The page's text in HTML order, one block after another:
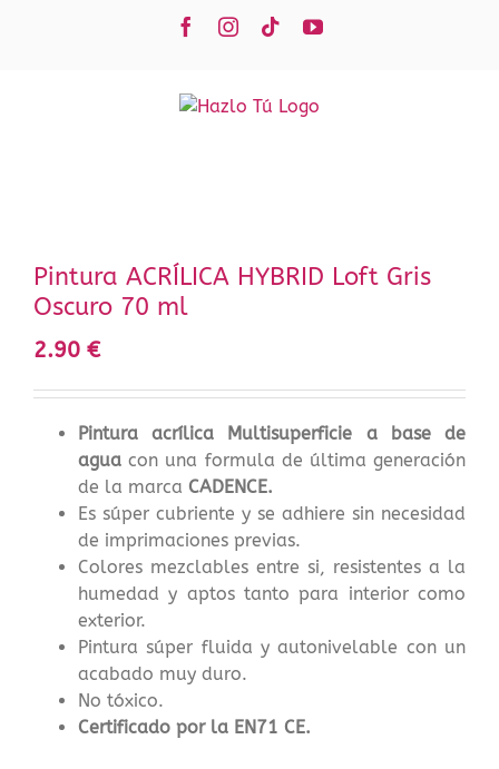
FacebookInstagram
TiktokYouTube
Pintura ACRÍLICA HYBRID Loft Gris
Oscuro 70 ml
2.90 €
Pintura acrílica Multisuperficie a base de
agua con una formula de última generación
de la marca CADENCE.
Es súper cubriente y se adhiere sin necesidad
de imprimaciones previas.
Colores mezclables entre si, resistentes a la
humedad y aptos tanto para interior como
exterior.
Pintura súper fluida y autonivelable con un
acabado muy duro.
No tóxico.
Certificado por la EN71 CE.